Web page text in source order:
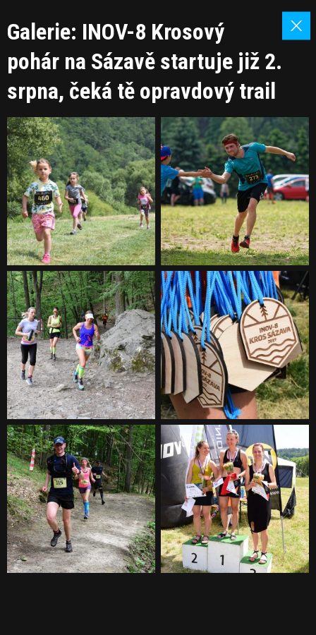
Galerie: INOV-8 Krosový
pohár na Sázavě startuje již 2.
srpna, čeká tě opravdový trail